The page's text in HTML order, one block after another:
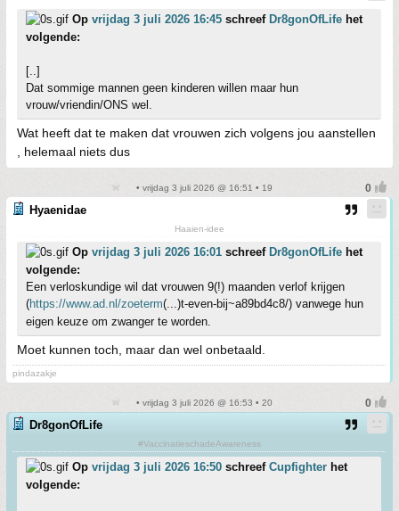
Op vrijdag 3 juli 2026 16:45 schreef Dr8gonOfLife het
volgende:
[..]
Dat sommige mannen geen kinderen willen maar hun
vrouw/vriendin/ONS wel.
Wat heeft dat te maken dat vrouwen zich volgens jou aanstellen
, helemaal niets dus
• vrijdag 3 juli 2026 @ 16:51 • 19
Hyaenidae
Haaien-idee
Op vrijdag 3 juli 2026 16:01 schreef Dr8gonOfLife het
volgende:
Een verloskundige wil dat vrouwen 9(!) maanden verlof krijgen
(https://www.ad.nl/zoeterm(...)t-even-bij~a89bd4c8/) vanwege hun
eigen keuze om zwanger te worden.
Moet kunnen toch, maar dan wel onbetaald.
pindazakje
• vrijdag 3 juli 2026 @ 16:53 • 20
Dr8gonOfLife
#VaccinatieschadeAwareness
Op vrijdag 3 juli 2026 16:50 schreef Cupfighter het
volgende: